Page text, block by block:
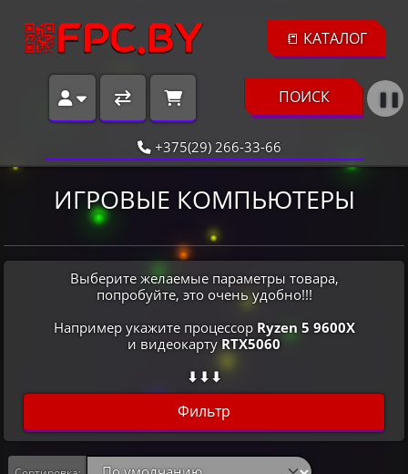
📒 КАТАЛОГ
ПОИСК ❚❚
+375(29) 266-33-66
ИГРОВЫЕ КОМПЬЮТЕРЫ
Выберите желаемые параметры товара,
попробуйте, это очень удобно!!!
Например укажите процессор Ryzen 5 9600X
и видеокарту RTX5060
⬇⬇⬇
Фильтр